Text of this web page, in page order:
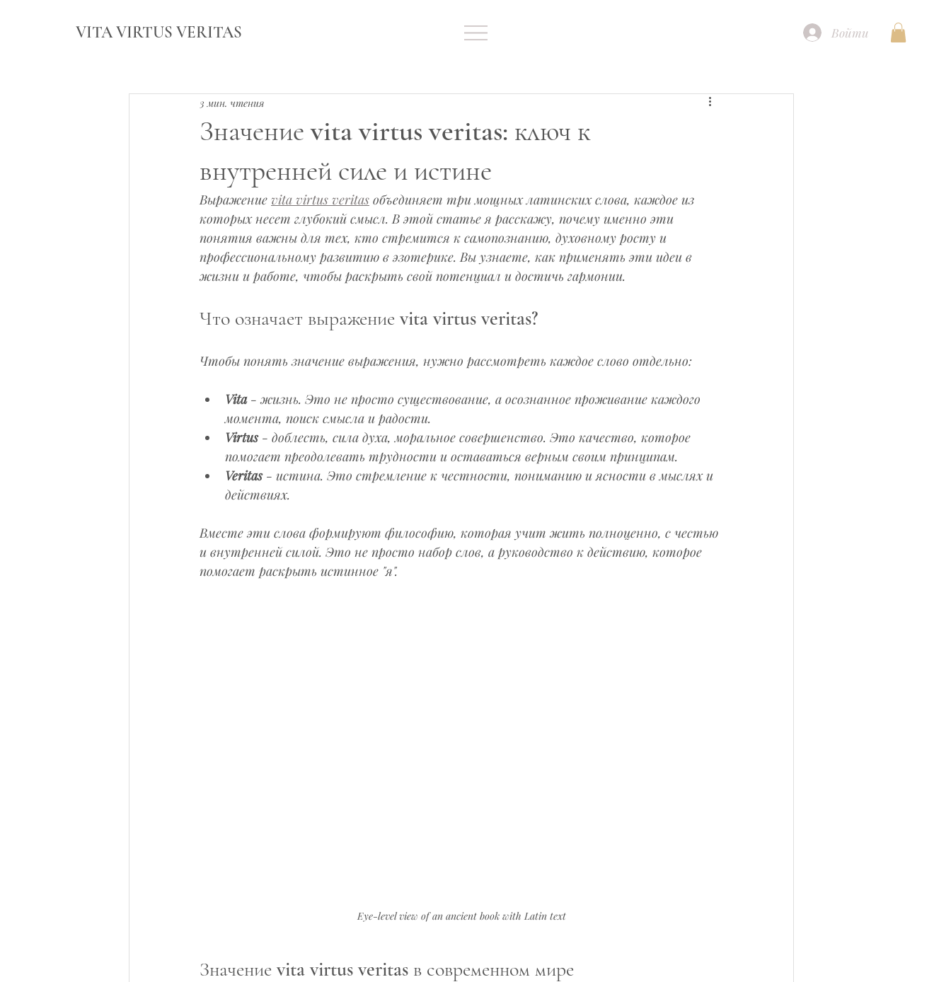
VITA VIRTUS VERITAS Войти
Значение vita virtus veritas: ключ к
внутренней силе и истине
3 мин. чтения
Выражение vita virtus veritas объединяет три мощных латинских слова, каждое из
которых несет глубокий смысл. В этой статье я расскажу, почему именно эти
понятия важны для тех, кто стремится к самопознанию, духовному росту и
профессиональному развитию в эзотерике. Вы узнаете, как применять эти идеи в
жизни и работе, чтобы раскрыть свой потенциал и достичь гармонии.
Что означает выражение vita virtus veritas?
Чтобы понять значение выражения, нужно рассмотреть каждое слово отдельно:
Vita - жизнь. Это не просто существование, а осознанное проживание каждого
момента, поиск смысла и радости.
Virtus - доблесть, сила духа, моральное совершенство. Это качество, которое
помогает преодолевать трудности и оставаться верным своим принципам.
Veritas - истина. Это стремление к честности, пониманию и ясности в мыслях и
действиях.
Вместе эти слова формируют философию, которая учит жить полноценно, с честью
и внутренней силой. Это не просто набор слов, а руководство к действию, которое
помогает раскрыть истинное "я".
Eye-level view of an ancient book with Latin text
Значение vita virtus veritas в современном мире